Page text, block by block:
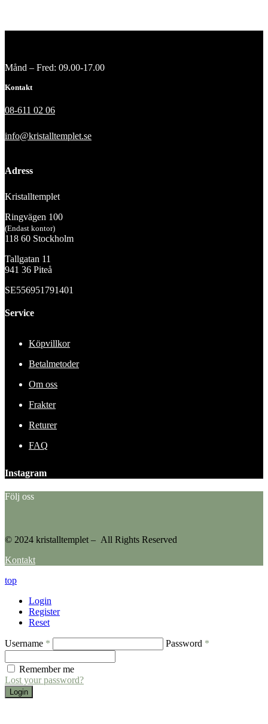
Månd – Fred: 09.00-17.00
Kontakt
08-611 02 06
info@kristalltemplet.se
Adress
Kristalltemplet
Ringvägen 100
(Endast kontor)
118 60 Stockholm
Tallgatan 11
941 36 Piteå
SE556951791401
Service
Köpvillkor
Betalmetoder
Om oss
Frakter
Returer
FAQ
Instagram
Följ oss
© 2024 kristalltemplet – All Rights Reserved
Kontakt
top
Login
Register
Reset
Username * Password *
Remember me
Lost your password?
Login